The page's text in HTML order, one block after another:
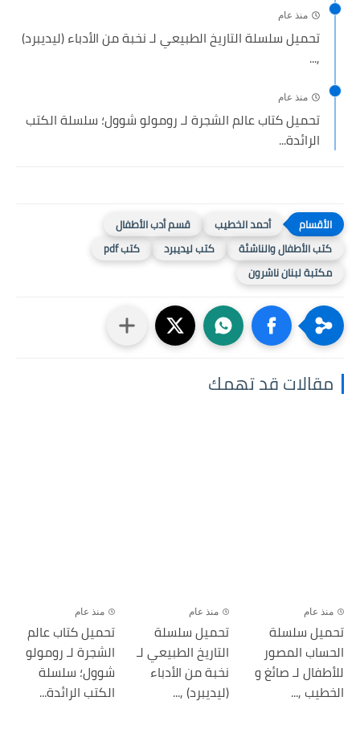
منذ عام
تحميل سلسلة التاريخ الطبيعي لـ نخبة من الأدباء (ليديبرد)
,...
منذ عام
تحميل كتاب عالم الشجرة لـ رومولو شوول؛ سلسلة الكتب
الرائدة...
أحمد الخطيب
قسم أدب الأطفال
كتب الأطفال والناشئة
كتب ليديبرد
كتب pdf
مكتبة لبنان ناشرون
مقالات قد تهمك
منذ عام
تحميل سلسلة
الحساب المصور
للأطفال لـ صائغ و
الخطيب ,...
منذ عام
تحميل سلسلة
التاريخ الطبيعي لـ
نخبة من الأدباء
(ليديبرد) ,...
منذ عام
تحميل كتاب عالم
الشجرة لـ رومولو
شوول؛ سلسلة
الكتب الرائدة...